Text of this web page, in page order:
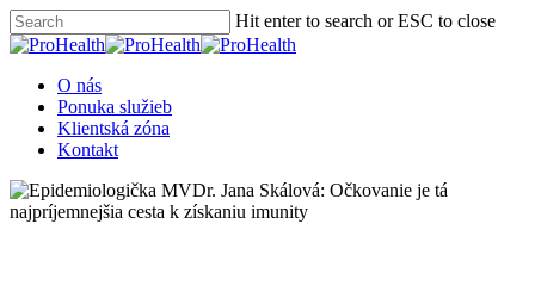
Hit enter to search or ESC to close
O nás
Ponuka služieb
Klientská zóna
Kontakt